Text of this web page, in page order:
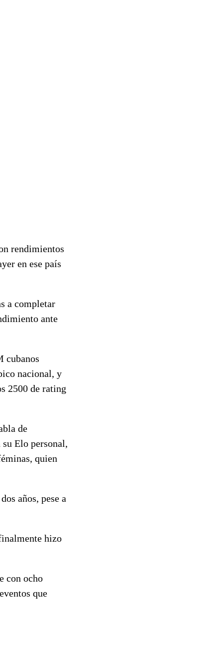
rendimientos
en ese país
a completar
ante
cubanos
nacional, y
2500 de rating
de
Elo personal,
quien
años, pese a
hizo
con ocho
que